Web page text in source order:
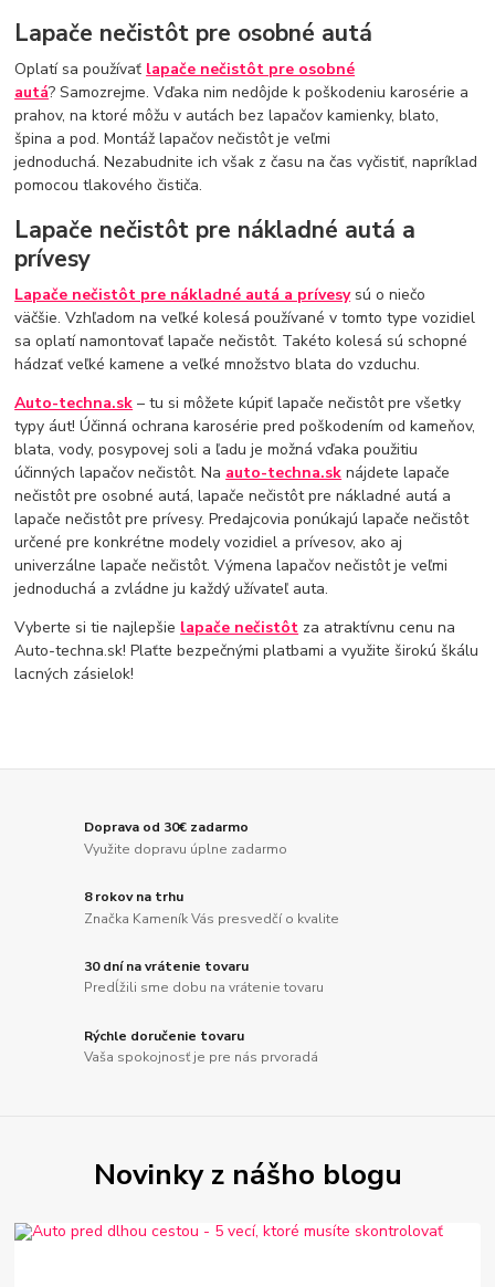
Lapače nečistôt pre osobné autá
Oplatí sa používať lapače nečistôt pre osobné
autá? Samozrejme. Vďaka nim nedôjde k poškodeniu karosérie a
prahov, na ktoré môžu v autách bez lapačov kamienky, blato,
špina a pod. Montáž lapačov nečistôt je veľmi
jednoduchá. Nezabudnite ich však z času na čas vyčistiť, napríklad
pomocou tlakového čističa.
Lapače nečistôt pre nákladné autá a
prívesy
Lapače nečistôt pre nákladné autá a prívesysú o niečo
väčšie. Vzhľadom na veľké kolesá používané v tomto type vozidiel
sa oplatí namontovať lapače nečistôt. Takéto kolesá sú schopné
hádzať veľké kamene a veľké množstvo blata do vzduchu.
Auto-techna.sk – tu si môžete kúpiť lapače nečistôt pre všetky
typy áut! Účinná ochrana karosérie pred poškodením od kameňov,
blata, vody, posypovej soli a ľadu je možná vďaka použitiu
účinných lapačov nečistôt. Na auto-techna.sk nájdete lapače
nečistôt pre osobné autá, lapače nečistôt pre nákladné autá a
lapače nečistôt pre prívesy. Predajcovia ponúkajú lapače nečistôt
určené pre konkrétne modely vozidiel a prívesov, ako aj
univerzálne lapače nečistôt. Výmena lapačov nečistôt je veľmi
jednoduchá a zvládne ju každý užívateľ auta.
Vyberte si tie najlepšie lapače nečistôt za atraktívnu cenu na
Auto-techna.sk! Plaťte bezpečnými platbami a využite širokú škálu
lacných zásielok!
Doprava od 30€ zadarmo
Využite dopravu úplne zadarmo
8 rokov na trhu
Značka Kameník Vás presvedčí o kvalite
30 dní na vrátenie tovaru
Predĺžili sme dobu na vrátenie tovaru
Rýchle doručenie tovaru
Vaša spokojnosť je pre nás prvoradá
Novinky z nášho blogu